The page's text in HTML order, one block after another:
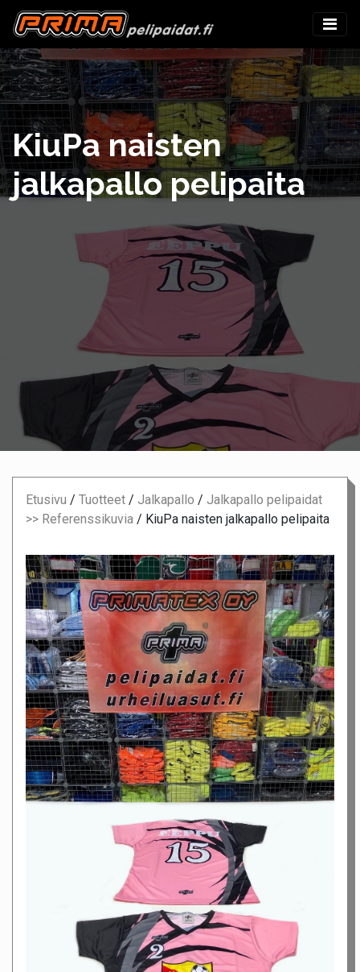
KiuPa naisten
jalkapallo pelipaita
Etusivu / Tuotteet / Jalkapallo / Jalkapallo pelipaidat
>> Referenssikuvia / KiuPa naisten jalkapallo pelipaita